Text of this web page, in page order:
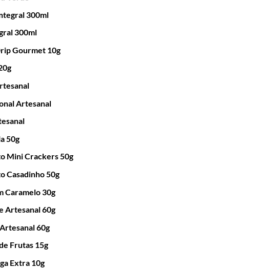
300ml
300ml
Gourmet 10g
Artesanal
50g
Mini Crackers 50g
Casadinho 50g
Caramelo 30g
Artesanal 60g
60g
Frutas 15g
Extra 10g